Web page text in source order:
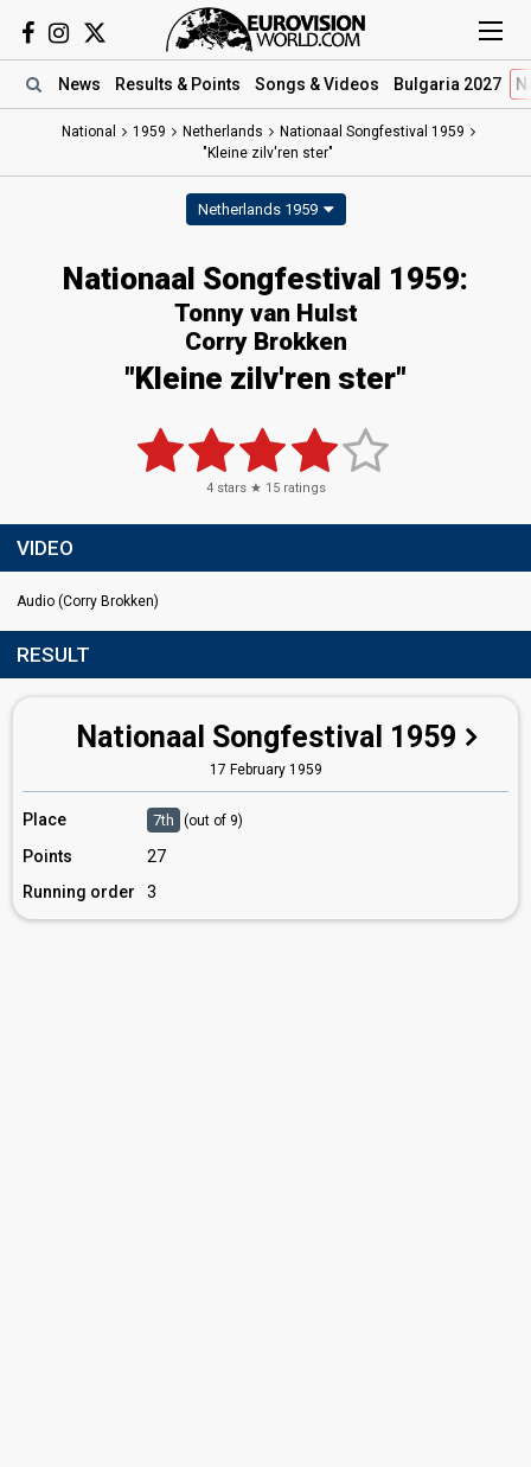
News Results & Points Songs & Videos Bulgaria 2027
National 1959 Netherlands
Nationaal Songfestival 1959
"Kleine zilv'ren ster"
Netherlands 1959
Nationaal Songfestival 1959:
Tonny van Hulst
Corry Brokken
"Kleine zilv'ren ster"
4stars ★ 15ratings
VIDEO
Audio (Corry Brokken)
RESULT
Nationaal Songfestival 1959
17 February 1959
Place 7th (out of 9)
Points
27
Running order
3